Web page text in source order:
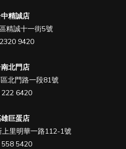
精誠店
精誠十一街5號
9420
北門店
北門路一段81號
6420
巨蛋店
里明華一路112-1號
5420